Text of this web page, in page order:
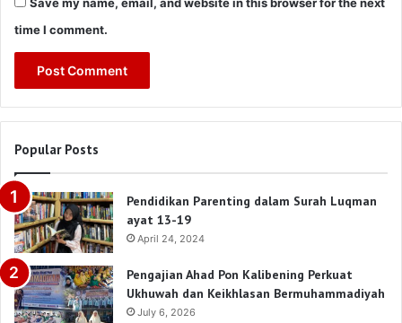
time I comment.
Popular Posts
Pendidikan Parenting dalam Surah Luqman
ayat 13-19
April 24, 2024
Pengajian Ahad Pon Kalibening Perkuat
Ukhuwah dan Keikhlasan Bermuhammadiyah
July 6, 2026